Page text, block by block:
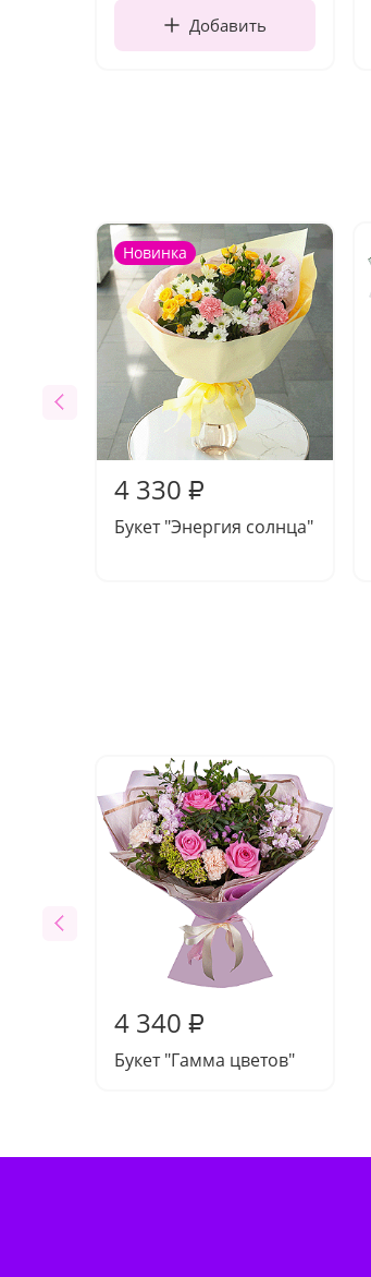
Добавить
Новинка
4 330 ₽
Букет "Энергия солнца"
4 340 ₽
Букет "Гамма цветов"